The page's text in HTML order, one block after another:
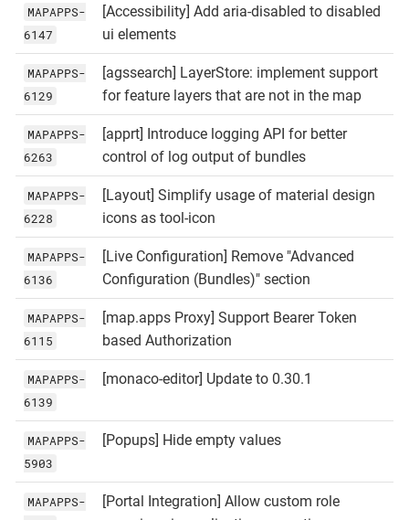
MAPAPPS-
6147
[Accessibility] Add aria-disabled to disabled
ui elements
MAPAPPS-
6129
[agssearch] LayerStore: implement support
for feature layers that are not in the map
MAPAPPS-
6263
[apprt] Introduce logging API for better
control of log output of bundles
MAPAPPS-
6228
[Layout] Simplify usage of material design
icons as tool-icon
MAPAPPS-
6136
[Live Configuration] Remove "Advanced
Configuration (Bundles)" section
MAPAPPS-
6115
[map.apps Proxy] Support Bearer Token
based Authorization
MAPAPPS-
6139
[monaco-editor] Update to 0.30.1
MAPAPPS-
5903
[Popups] Hide empty values
MAPAPPS-
[Portal Integration] Allow custom role